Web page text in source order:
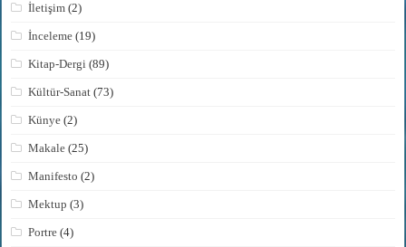
İletişim (2)
İnceleme (19)
Kitap-Dergi (89)
Kültür-Sanat (73)
Künye (2)
Makale (25)
Manifesto (2)
Mektup (3)
Portre (4)